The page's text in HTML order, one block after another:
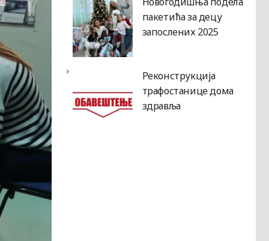
пакетића за децу
запослених 2025
Реконструкција
трафостанице дома
здравља